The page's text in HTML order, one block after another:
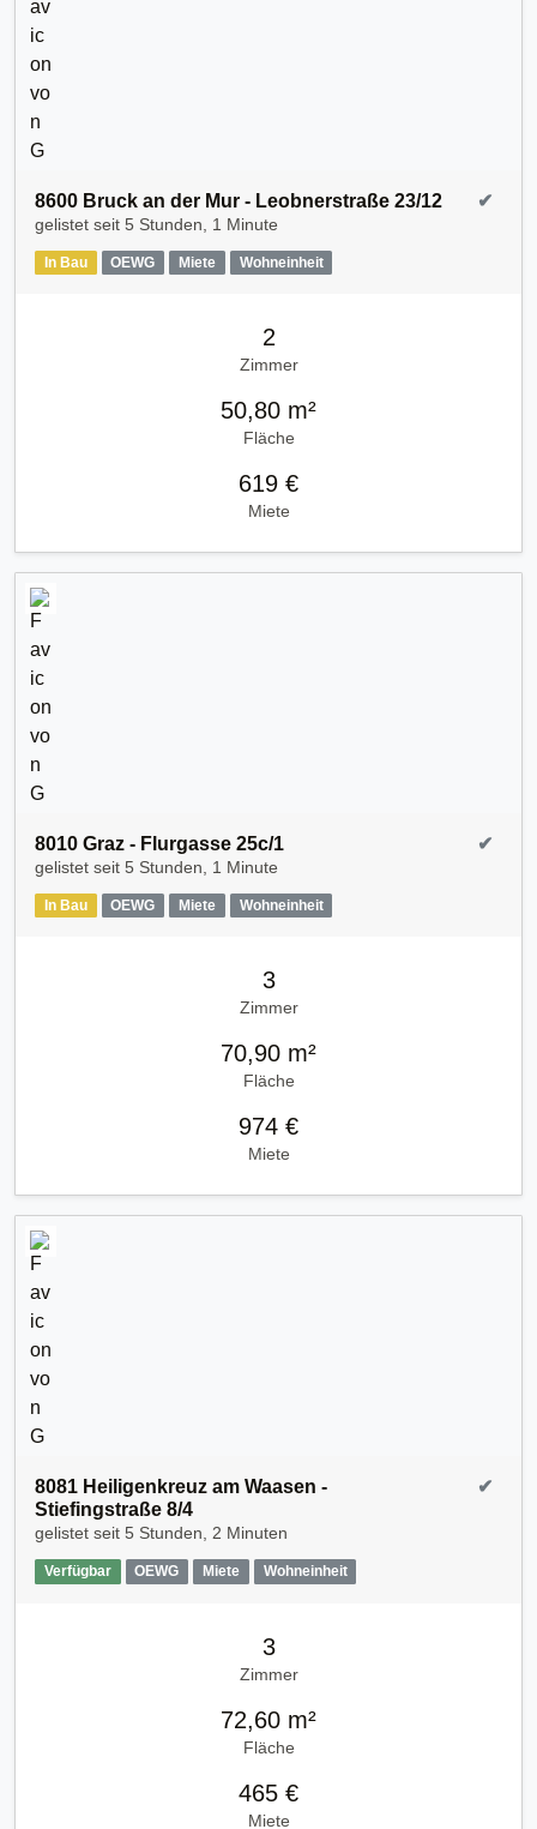
8600 Bruck an der Mur - Leobnerstraße 23/12
gelistet seit 5 Stunden, 1 Minute
In Bau OEWG Miete Wohneinheit
✔
2
Zimmer
50,80 m²
Fläche
619 €
Miete
8010 Graz - Flurgasse 25c/1
gelistet seit 5 Stunden, 1 Minute
In Bau OEWG Miete Wohneinheit
✔
3
Zimmer
70,90 m²
Fläche
974 €
Miete
8081 Heiligenkreuz am Waasen -
Stiefingstraße 8/4
gelistet seit 5 Stunden, 2 Minuten
Verfügbar OEWG Miete Wohneinheit
✔
3
Zimmer
72,60 m²
Fläche
465 €
Miete